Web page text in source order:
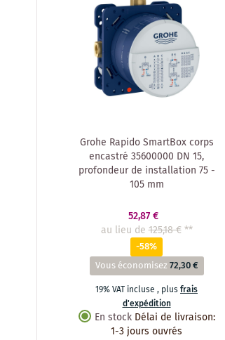
Grohe Rapido SmartBox corps
encastré 35600000 DN 15,
profondeur de installation 75 -
105 mm
52,87 €
au lieu de 125,18 € **
-58%
Vous économisez72,30 €
19% VAT incluse , plusfrais
d'expédition
En stock Délai de livraison:
1-3 jours ouvrés